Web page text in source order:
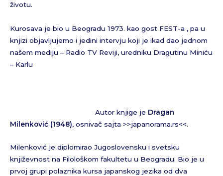
životu.
Kurosava je bio u Beogradu 1973. kao gost FEST-a , pa u
knjizi objavljujemo i jedini intervju koji je ikad dao jednom
našem mediju – Radio TV Reviji, uredniku Dragutinu Miniću
– Karlu
Autor knjige je Dragan
Milenković (1948), osnivač sajta >>japanorama.rs<<.
Milenković je diplomirao Jugoslovensku i svetsku
književnost na Filološkom fakultetu u Beogradu. Bio je u
prvoj grupi polaznika kursa japanskog jezika od dva